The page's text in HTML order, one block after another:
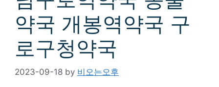
약국 개봉역약국 구
로구청약국
2023-09-18 by 비오는오후